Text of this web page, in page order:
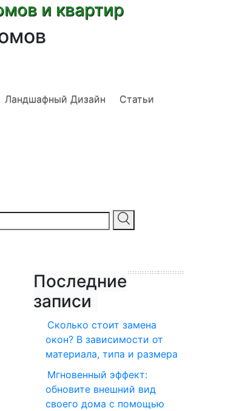
и квартир
Ландшафный Дизайн Статьи
Последние
записи
Сколько стоит замена
окон? В зависимости от
материала, типа и размера
Мгновенный эффект:
обновите внешний вид
своего дома с помощью